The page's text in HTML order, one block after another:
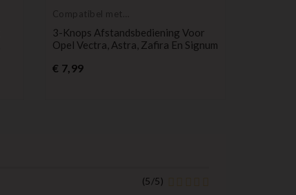
Compatibel met
3-Knops Afstandsbediening Voor
Opel Vectra, Astra, Zafira En Signum
€ 7,99Prijs
(5/5)